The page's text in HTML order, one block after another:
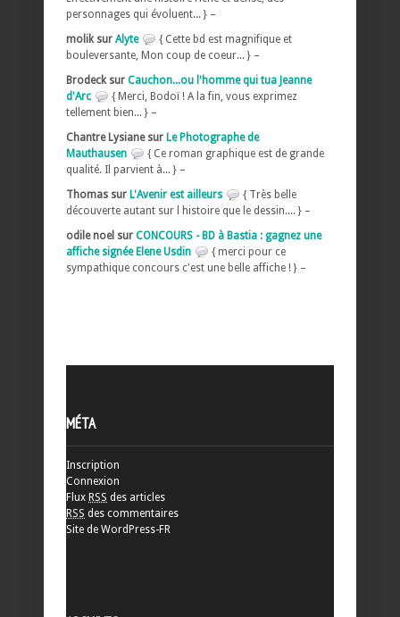
personnages qui évoluent... } –
molik sur Alyte
{ Cette bd est magnifique et
bouleversante, Mon coup de coeur... } –
Brodeck sur Cauchon...ou l'homme qui tua Jeanne
d'Arc
{ Merci, Bodoï ! A la fin, vous exprimez
tellement bien... } –
Chantre Lysiane sur Le Photographe de
Mauthausen
{ Ce roman graphique est de grande
qualité. Il parvient à... } –
Thomas sur L'Avenir est ailleurs
{ Très belle
découverte autant sur l histoire que le dessin.... } –
odile noel sur CONCOURS - BD à Bastia : gagnez une
affiche signée Elene Usdin
{ merci pour ce
sympathique concours c'est une belle affiche ! } –
MÉTA
Inscription
Connexion
Flux RSS des articles
RSS des commentaires
Site de WordPress-FR